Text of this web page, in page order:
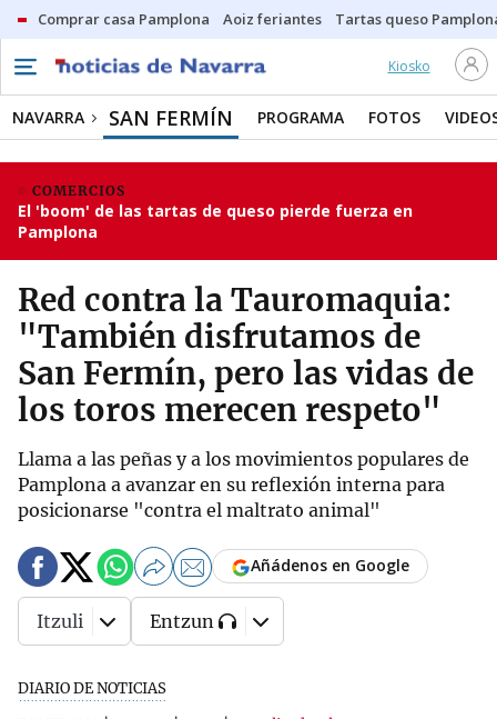
Comprar casa Pamplona Aoiz feriantes Tartas queso
Kiosko
NAVARRA SAN FERMÍN PROGRAMA FOTOS
COMERCIOS
El 'boom' de las tartas de queso pierde fuerza en
Pamplona
Red contra la Tauromaquia:
"También disfrutamos de
San Fermín, pero las vidas de
los toros merecen respeto"
Llama a las peñas y a los movimientos populares de
Pamplona a avanzar en su reflexión interna para
posicionarse "contra el maltrato animal"
DIARIO DE NOTICIAS
Añádenos en Google
Itzuli Entzun